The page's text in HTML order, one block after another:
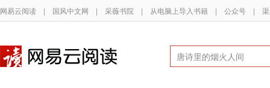
网易云阅读 | 国风中文网 | 采薇书院 | 从电脑上导入书籍 | 公众号 |